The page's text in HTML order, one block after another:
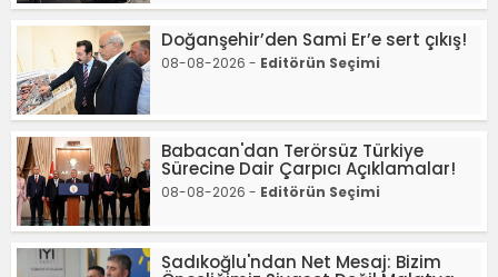
Doğanşehir’den Sami Er’e sert çıkış!
08-08-2026 - Editörün Seçimi
Babacan'dan Terörsüz Türkiye
Sürecine Dair Çarpıcı Açıklamalar!
08-08-2026 - Editörün Seçimi
Sadıkoğlu'ndan Net Mesaj: Bizim